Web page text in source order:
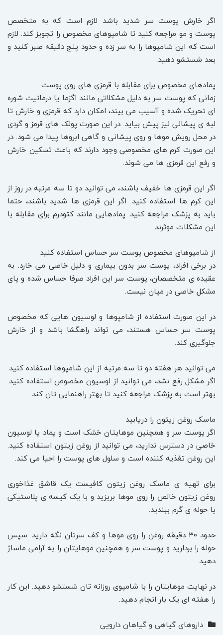
اگر خارش پوست سر شدید باشد لازم است که به متخصص
پوست و مو مراجعه کنید تا شامپوهای مخصوص را تجویز کند. لازم
است که این شامپوها را به سر زده و حدود پنج دقیقه صبر کنید و
بعد شستشو دهید.
پمادهای مخصوص برای مقابله با قرمزی های روی پوست
زمانی که پوست سر به دلیل مشکلاتی مانند اگزما یا درماتیت شوره
ای تحریک شده و آسیب می بیند، امکان دارد که قرمزی و خارش تا
لبه ی پیشانی نیز پیش بیاید. در این صورت پولک های قرمز و گردی
در محل رویش موها و روی پیشانی و گاهی ابروها پیدا می شود. در
این صورت کرم های مخصوصی وجود دارند که باعث تسکین خارش
و رفع این قرمزی ها می شوند.
اگر این قرمزی ها خفیف باشند، می توانید دو تا سه مرتبه در روز از
این کرم ها استفاده کنید. اگر این قرمزی ها شدید باشند، حتما
باید به پزشک مراجعه کنید. پمادهایی مانند کتودرم برای مقابله با
این مشکلات موثرند.
از شامپوهای مخصوص پوست سر حساس استفاده کنید
در برخی افراد، پوست سر بدون بیماری و دلیل خاصی می خارد. به
عقیده ی متخصصان، پوست سر این افراد صرفا حساس شده و پای
مشکل خاصی در میان نیست.
در این صورت استفاده از شامپوها و لوسیون هایی که مخصوص
پوست سر حساس هستند، می تواند راهگشا باشد و از خارش
جلوگیری کند.
می توانید هر هفته دو تا سه مرتبه از این شامپوها استفاده کنید.
اگر مشکل رفع نشد، می توانید از لوسیون مخصوص استفاده کنید.
بهتر است به پزشک مراجعه کنید تا بهتر راهنمایی تان کند.
ماسک روغن زیتون را دریابید
اگر پوست سر و همچنین موهایتان خشک است و پماد یا لوسیون
خاصی در دسترس ندارید، می توانید از روغن زیتون استفاده کنید.
این روغن تغذیه کننده است و سلول های پوست را احیا می کند.
برای تهیه ی ماسک روغن زیتون کافیست یک قاشق غذاخوری
روغن زیتون خالص را روی موها بریزید و با یک کیسه ی پلاستیکی
یا حوله ی گرم ببندید.
حدود ۳۰ دقیقه روغن را روی موها و کف سرتان نگه دارید. سپس
حوله را بردارید و پوست سر و همچنین موهایتان را به آرامی ماساژ
دهید.
در نهایت موهایتان را با شامپوی روزانه تان شستشو دهید. این کار
را هفته ای یک بار انجام دهید.
داروهای گیاهی و گیاهان دارویی